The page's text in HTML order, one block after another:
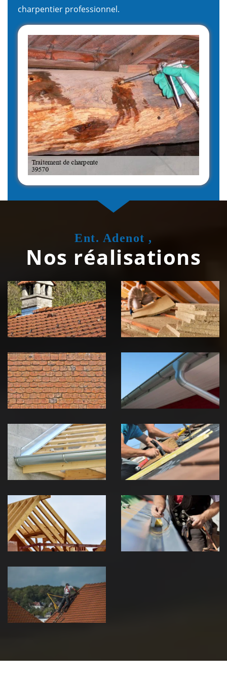
charpentier professionnel.
Ent. Adenot ,
Nos réalisations
Couvreur
zingueur 39
Jura
Isolation de
toiture 39
Jura
démoussage de
toiture 39
Jura
pose de
gouttière 39
Jura
Pose de
Chéneau 39
Jura
Réparation de
toiture 39
Jura
Traitement de
charpente 39
Jura
Travaux de
zinguerie 39
Jura
Urgence fuite
de toiture 39
Jura